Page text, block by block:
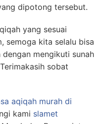
dipotong tersebut.
yang sesuai
semoga kita selalu bisa
mengikuti sunah
sobat
aqiqah murah di
kami slamet